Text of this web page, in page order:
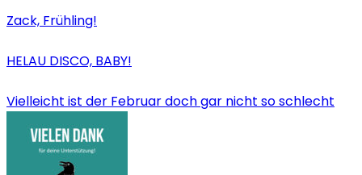
Zack, Frühling!
HELAU DISCO, BABY!
Vielleicht ist der Februar doch gar nicht so schlecht